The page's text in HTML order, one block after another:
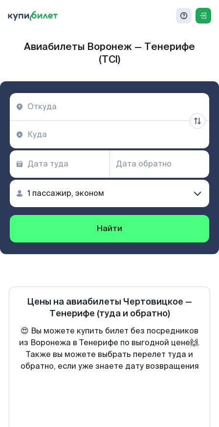
Авиабилеты Воронеж — Тенерифе
(TCI)
Найти
Цены на авиабилеты Чертовицкое —
Тенерифе (туда и обратно)
😍 Вы можете купить билет без посредников
из Воронежа в Тенерифе по выгодной цене🙌.
Также вы можете выбрать перелет туда и
обратно, если уже знаете дату возвращения